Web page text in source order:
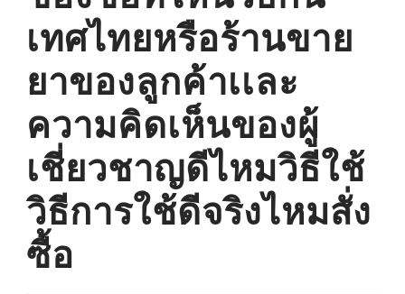
เทศไทยหรือร้านขาย
ยาของลูกค้าเเละ
ความคิดเห็นของผู้
เชี่ยวชาญดีไหมวิธีใช้
วิธีการใช้ดีจริงไหมสั่ง
ซื้อ